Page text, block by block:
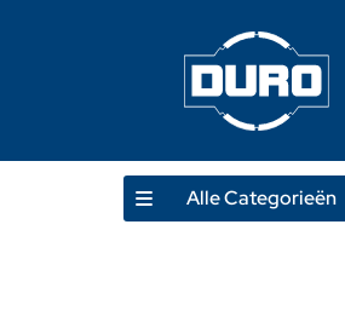
Alle Categorieën